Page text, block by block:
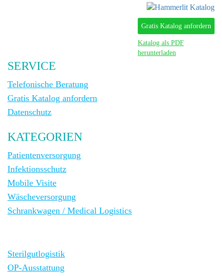
Gratis Katalog anfordern
Katalog als PDF
herunterladen
SERVICE
Telefonische Beratung
Gratis Katalog anfordern
Datenschutz
KATEGORIEN
Patientenversorgung
Infektionsschutz
Mobile Visite
Wäscheversorgung
Schrankwagen / Medical Logistics
Sterilgutlogistik
OP-Ausstattung